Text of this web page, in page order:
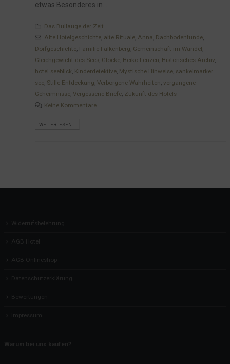
etwas Besonderes in...
Das Bullauge der Zeit
Alte Hotelgeschichte, alte Rituale, Anna, Dachbodenfunde,
Dorfgeschichte, Familie Falkenberg, Gemeinschaft im Wandel,
Gleichgewicht des Sees, Glocke, Heiko Lenzen, Historisches Archiv,
hotel seeblick, Kinderdetektive, Mystische Hinweise, sankelmarker
see, Stille Entdeckung, Verborgene Wahrheiten, vergangene
Geheimnisse, Vergessene Briefe, Zukunft des Hotels
Keine Kommentare
WEITERLESEN...
Widerrufsbelehrung
AGB Hotel
AGB Onlineshop
Datenschutzerklärung
Bewertungen
Impressum
Warum bei uns kaufen?